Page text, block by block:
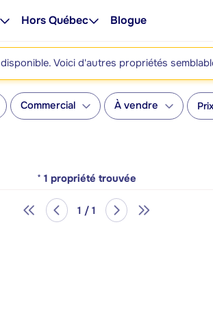
Hors Québec Blogue
Voici d'autres propriétés
Commercial À vendre Prix
* 1 propriété trouvée
1 / 1